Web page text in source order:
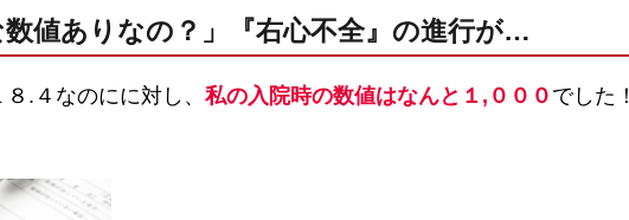
値ありなの？」『右心不全』の進行が…
８.４なのにに対し、 私の入院時の数値はなんと１,０００ でした！